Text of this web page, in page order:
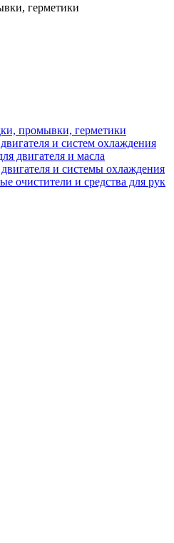
герметики
промывки, герметики
и систем охлаждения
двигателя и масла
и системы охлаждения
очистители и средства для рук